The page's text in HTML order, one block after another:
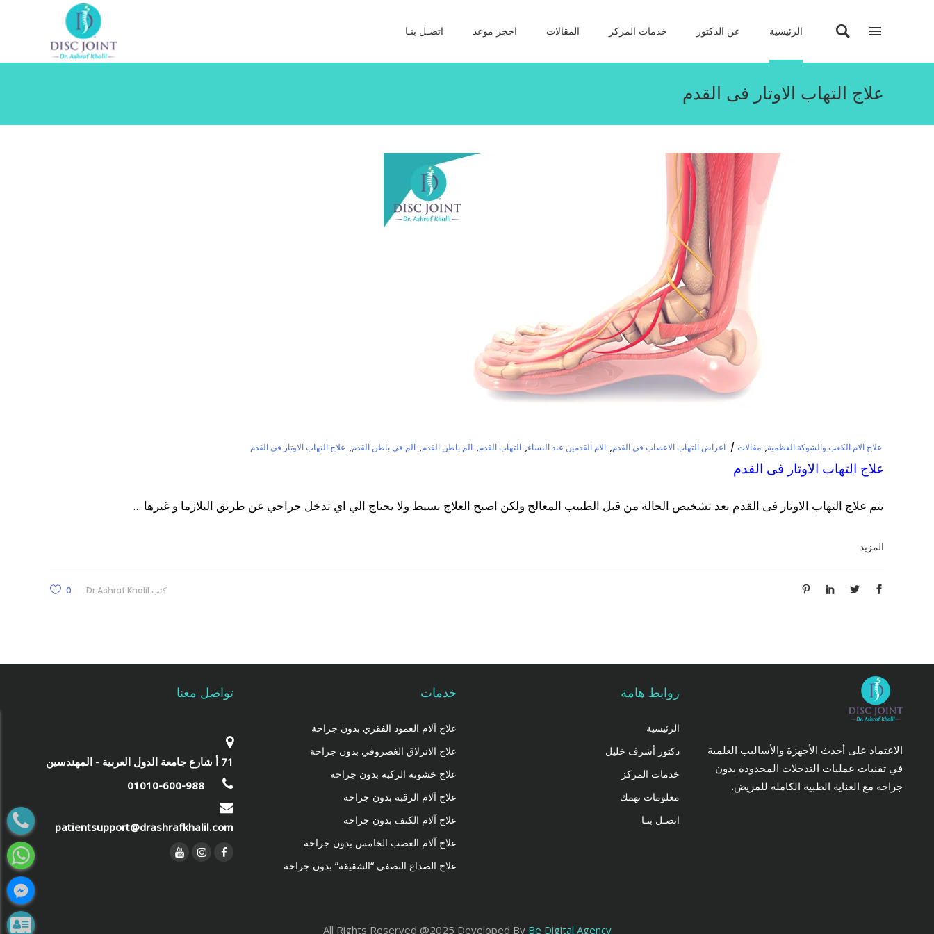
الرئيسية عن الدكتور خدمات المركز المقالات احجز موعد اتصـل بنـا
علاج التهاب الاوتار فى القدم
علاج الام الكعب والشوكة العظمية, مقالات اعراض التهاب الاعصاب في القدم, الام القدمين عند النساء, التهاب القدم, الم باطن القدم, الم في باطن القدم, علاج التهاب الاوتار فى القدم
علاج التهاب الاوتار فى القدم
يتم علاج التهاب الاوتار فى القدم بعد تشخيص الحالة من قبل الطبيب المعالج ولكن اصبح العلاج بسيط ولا يحتاج الي اي تدخل جراحي عن طريق البلازما و غيرها
المزيد
كتب Dr Ashraf Khalil
0
الاعتماد على أحدث الأجهزة والأساليب العلمية
في تقنيات عمليات التدخلات المحدودة بدون
جراحة مع العناية الطبية الكاملة للمريض.
روابط هامة
الرئيسية
دكتور أشرف خليل
خدمات المركز
معلومات تهمك
اتصـل بنـا
خدمات
علاج آلام العمود الفقري بدون جراحة
علاج الانزلاق الغضروفي بدون جراحة
علاج خشونة الركبة بدون جراحة
علاج آلام الرقبة بدون جراحة
علاج آلام الكتف بدون جراحة
علاج آلام العصب الخامس بدون جراحة
علاج الصداع النصفي “الشقيقة” بدون جراحة
تواصل معنا
‎71 أ شارع جامعة الدول العربية - المهندسين‎
01010-600-988
patientsupport@drashrafkhalil.com
All Rights Reserved @2025 Developed By Be Digital Agency